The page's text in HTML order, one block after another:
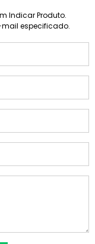
Indicar Produto.
especificado.